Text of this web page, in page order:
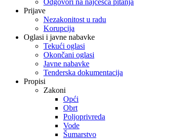
Odgovori na najčešća pitanja
Prijave
Nezakonitost u radu
Korupcija
Oglasi i javne nabavke
Tekući oglasi
Okončani oglasi
Javne nabavke
Tenderska dokumentacija
Propisi
Zakoni
Opći
Obrt
Poljoprivreda
Vode
Šumarstvo